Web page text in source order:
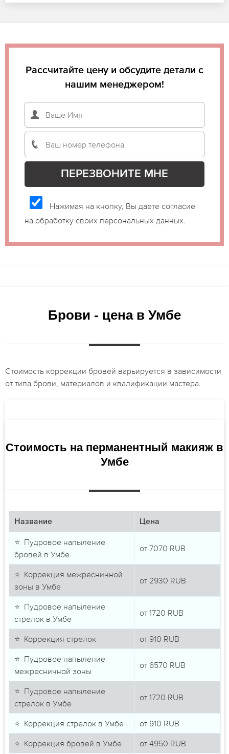
Рассчитайте цену и обсудите детали с
нашим менеджером!
Нажимая на кнопку, Вы даете согласие
на обработку своих персональных данных.
Брови - цена в Умбе
Стоимость коррекции бровей варьируется в зависимости
от типа брови, материалов и квалификации мастера.
Стоимость на перманентный макияж в
Умбе
Название Цена
⭐ Пудровое напыление
бровей в Умбе
от 7070 RUB
⭐ Коррекция межресничной
зоны в Умбе
от 2930 RUB
⭐ Пудровое напыление
стрелок в Умбе
от 1720 RUB
⭐ Коррекция стрелок от 910 RUB
⭐ Пудровое напыление
межресничной зоны
от 6570 RUB
⭐ Пудровое напыление
стрелок в Умбе
от 1720 RUB
⭐ Коррекция стрелок в Умбе от 910 RUB
⭐ Коррекция бровей в Умбе от 4950 RUB